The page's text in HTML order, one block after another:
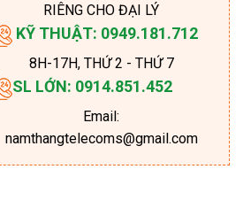
RIÊNG CHO ĐẠI LÝ
KỸ THUẬT: 0949.181.712
8H-17H, THỨ 2 - THỨ 7
SL LỚN: 0914.851.452
Email:
namthangtelecoms@gmail.com